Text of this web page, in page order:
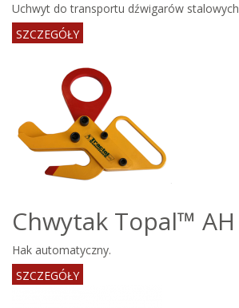
Uchwyt do transportu dźwigarów stalowych
SZCZEGÓŁY
Chwytak Topal™ AH
Hak automatyczny.
SZCZEGÓŁY